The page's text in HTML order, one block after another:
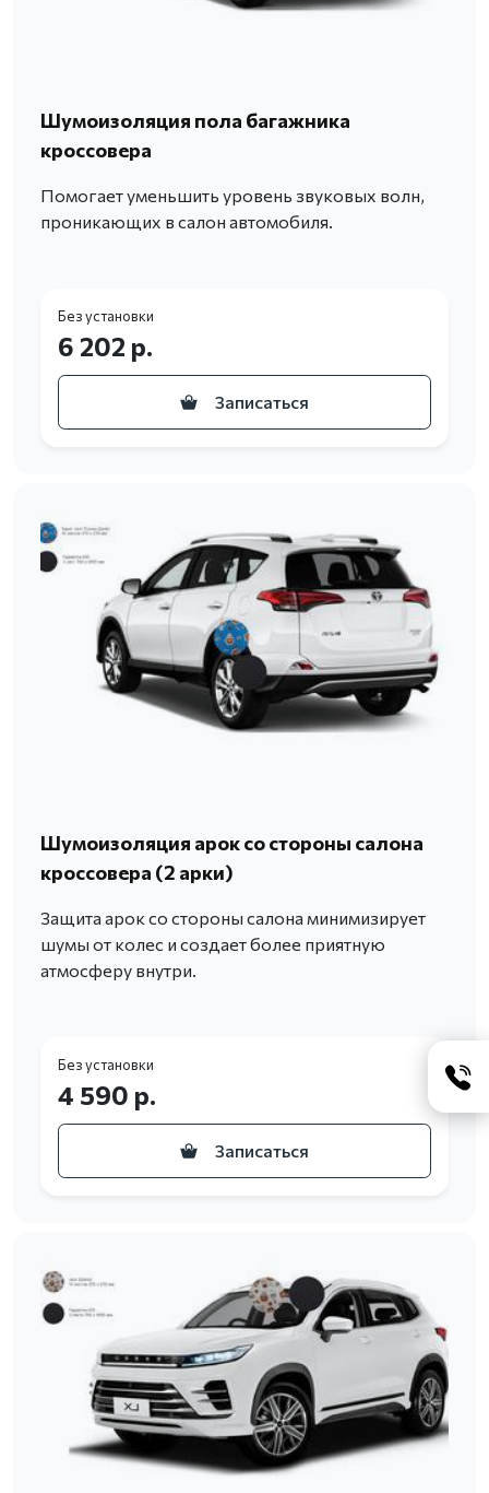
Шумоизоляция пола багажника
кроссовера
Помогает уменьшить уровень звуковых волн,
проникающих в салон автомобиля.
Без установки
6 202 р.
Записаться
Шумоизоляция арок со стороны салона
кроссовера (2 арки)
Защита арок со стороны салона минимизирует
шумы от колес и создает более приятную
атмосферу внутри.
Без установки
4 590 р.
Записаться